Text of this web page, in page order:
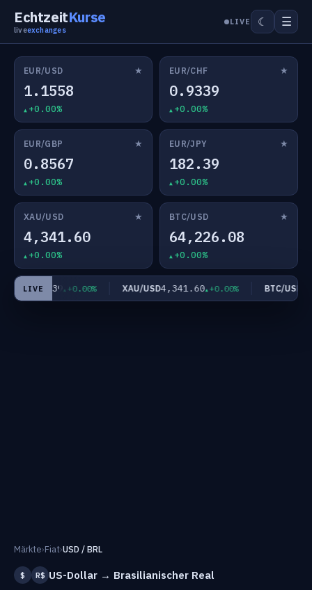
EchtzeitKurse
liveexchanges
LIVE ☾ ☰
EUR/USD ★
1.1558
+0.00%
EUR/CHF ★
0.9339
+0.00%
EUR/GBP ★
0.8567
+0.00%
EUR/JPY ★
182.39
+0.00%
XAU/USD ★
4,341.60
+0.00%
BTC/USD ★
64,226.08
+0.00%
LIVE
182.39 +0.00% XAU/USD4,341.60 +0.00% BTC/USD
Märkte›Fiat›USD / BRL
$ R$ US-Dollar → Brasilianischer Real